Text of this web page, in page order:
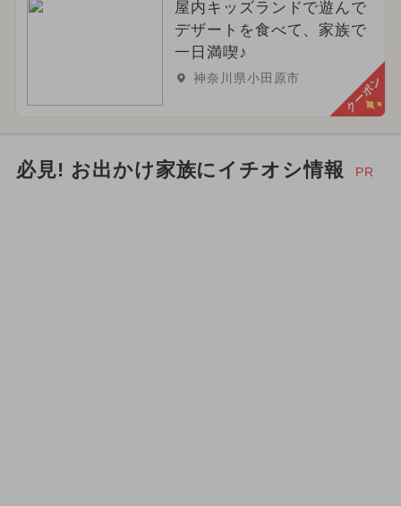
屋内キッズランドで遊んで
デザートを食べて、家族で
一日満喫♪
神奈川県小田原市 クーポン
必見! お出かけ家族にイチオシ情報 PR